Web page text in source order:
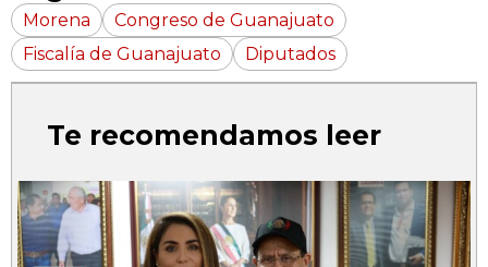
Morena
Congreso de Guanajuato
Fiscalía de Guanajuato
Diputados
Te recomendamos leer